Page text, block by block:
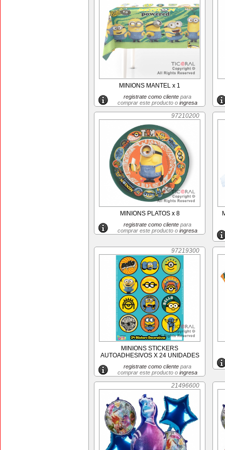
MINIONS MANTEL x 1
registrate como clientepara
comprar este producto o ingresa
97210200
MINIONS PLATOS x 8
registrate como clientepara
comprar este producto o ingresa
97219300
MINIONS STICKERS
AUTOADHESIVOS X 24 UNIDADES
registrate como clientepara
comprar este producto o ingresa
21496600